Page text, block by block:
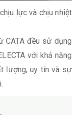
lực và chịu nhiệt
CATA đều sử dụng
với khả năng
lượng, uy tín và sự